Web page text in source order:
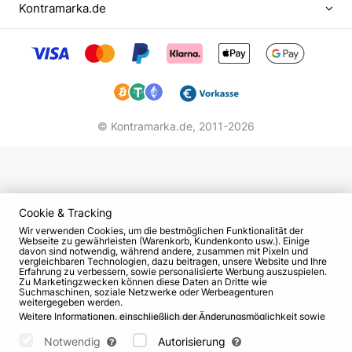
Regisseur der Aufführung - Alexey Dedoborshch.
Produktionsdesigner - Kim Kegelev
Kostümbildner - Alexey Onishchenko
Lichtdesigner - Nikita Bogach
Die Schauspieler:
Bernard - Alexey Dedoborshch (Berlin)
Schauspieler und Regisseur, Absolvent der GITIS
(Werkstatt von A. Blokhin). Arbeitete an Theatern
in Moskau und St. Petersburg, arbeitete mit dem
Théâtre du Soleil (Paris, nominiert für den Molière-
Preis, 2025) zusammen. Spielte in mehr als 40
Film- und Fernsehprojekten mit, darunter "Without
Kontramarka.de
© Kontramarka.de, 2011-2026
Cookie & Tracking
Wir verwenden Cookies, um die bestmöglichen Funktionalität der
Webseite zu gewährleisten (Warenkorb, Kundenkonto usw.). Einige
davon sind notwendig, während andere, zusammen mit Pixeln und
vergleichbaren Technologien, dazu beitragen, unsere Website und Ihre
Erfahrung zu verbessern, sowie personalisierte Werbung auszuspielen.
Zu Marketingzwecken können diese Daten an Dritte wie
Suchmaschinen, soziale Netzwerke oder Werbeagenturen
weitergegeben werden.
Weitere Informationen, einschließlich der Änderungsmöglichkeit sowie
Bitte wählen Sie unten aus, welche Cookies gesetzt werden können
Notwendig Autorisierung